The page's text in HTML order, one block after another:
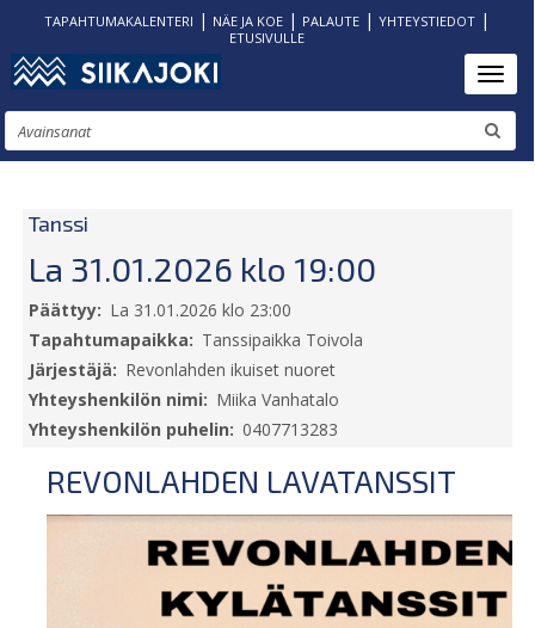
Hyppää
pääsisältöön
TAPAHTUMAKALENTERI | NÄE JA KOE| PALAUTE| YHTEYSTIEDOT|
ETUSIVULLE
Etsi
Tanssi
La 31.01.2026 klo 19:00
Päättyy
La 31.01.2026 klo 23:00
Tapahtumapaikka
Tanssipaikka Toivola
Järjestäjä
Revonlahden ikuiset nuoret
Yhteyshenkilön nimi
Miika Vanhatalo
Yhteyshenkilön puhelin
0407713283
REVONLAHDEN LAVATANSSIT